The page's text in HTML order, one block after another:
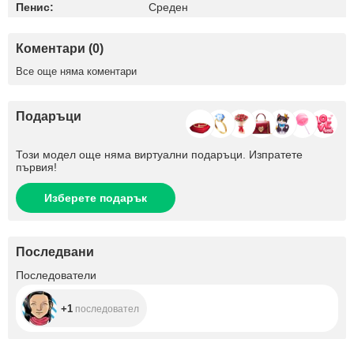
Пенис: Среден
Коментари (0)
Все още няма коментари
Подаръци
Този модел още няма виртуални подаръци. Изпратете
първия!
Изберете подарък
Последвани
Последователи
+1 последовател